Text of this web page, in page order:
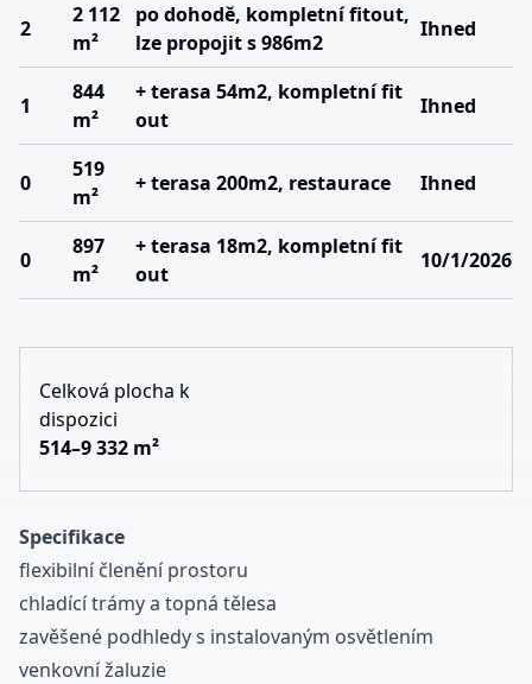
2
2 112
m²
po dohodě, kompletní fitout,
lze propojit s 986m2
Ihned
1
844
m²
+ terasa 54m2, kompletní fit
out
Ihned
0
519
m²
+ terasa 200m2, restaurace Ihned
0
897
m²
+ terasa 18m2, kompletní fit
out
10/1/2026
Celková plocha k
dispozici
514–9 332 m²
Specifikace
flexibilní členění prostoru
chladící trámy a topná tělesa
zavěšené podhledy s instalovaným osvětlením
venkovní žaluzie